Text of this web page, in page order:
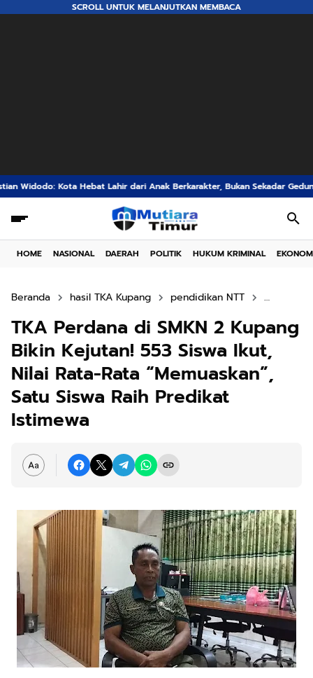
SCROLL UNTUK MELANJUTKAN MEMBACA
Lahir dari Anak Berkarakter, Bukan Sekadar Gedung Megah Stunting
HOME NASIONAL DAERAH POLITIK HUKUM KRIMINAL
Beranda hasil TKA Kupang pendidikan NTT Tes
TKA Perdana di SMKN 2 Kupang
Bikin Kejutan! 553 Siswa Ikut,
Nilai Rata-Rata “Memuaskan”,
Satu Siswa Raih Predikat
Istimewa